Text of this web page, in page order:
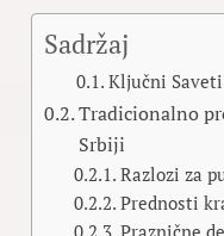
Sadržaj
Ključni Saveti
Tradicionalno
Srbiji
Razlozi za
Prednosti